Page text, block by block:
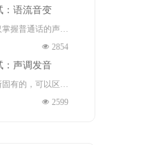
视新闻中心新闻
十九大、二十大
宣部“四个一
动奖章 、中国青
者。现任保利文
艺术总监、保利
、作家。
：语流音变
握普通话的声
够的。因为我们
是鼓励地严格按
韵、调来发音
넶 2854
：声调发音
有的，可以区别
降。声调是音节
넶 2599